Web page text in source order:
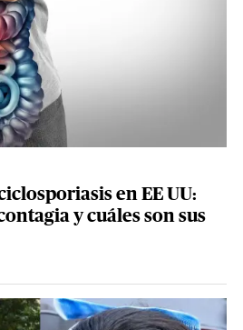
en EE UU:
y cuáles son sus